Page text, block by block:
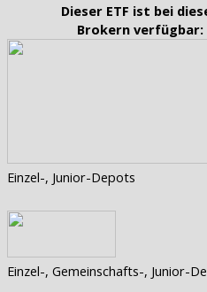
Dieser ETF ist bei
Brokern verfügbar:
Einzel-, Junior-Depots
Einzel-, Gemeinschafts-, Junior-